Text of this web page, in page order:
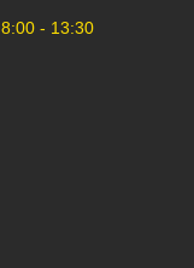
8:00 - 13:30